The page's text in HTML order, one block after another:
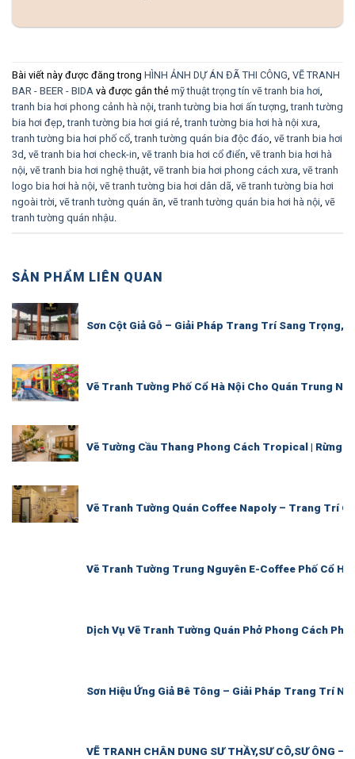
Bài viết này được đăng trong HÌNH ẢNH DỰ ÁN ĐÃ THI CÔNG, VẼ TRANH
BAR - BEER - BIDA và được gắn thẻ mỹ thuật trọng tín vẽ tranh bia hơi,
tranh bia hơi phong cảnh hà nội,tranh tường bia hơi ấn tượng,tranh tường
bia hơi đẹp,tranh tường bia hơi giá rẻ,tranh tường bia hơi hà nội xưa,
tranh tường bia hơi phố cổ,tranh tường quán bia độc đáo, vẽ tranh bia hơi
3d, vẽ tranh bia hơi check-in, vẽ tranh bia hơi cổ điển, vẽ tranh bia hơi hà
nội, vẽ tranh bia hơi nghệ thuật, vẽ tranh bia hơi phong cách xưa, vẽ tranh
logo bia hơi hà nội, vẽ tranh tường bia hơi dân dã, vẽ tranh tường bia hơi
ngoài trời, vẽ tranh tường quán ăn, vẽ tranh tường quán bia hơi hà nội, vẽ
tranh tường quán nhậu.
SẢN PHẨM LIÊN QUAN
Sơn Cột Giả Gỗ – Giải Pháp Trang Trí Sang Trọng,
Vẽ Tranh Tường Phố Cổ Hà Nội Cho Quán Trung
Vẽ Tường Cầu Thang Phong Cách Tropical | Rừng
Vẽ Tranh Tường Quán Coffee Napoly – Trang Trí
Vẽ Tranh Tường Trung Nguyên E-Coffee Phố Cổ
Dịch Vụ Vẽ Tranh Tường Quán Phở Phong Cách
Sơn Hiệu Ứng Giả Bê Tông – Giải Pháp Trang Trí
VẼ TRANH CHÂN DUNG SƯ THẦY,SƯ CÔ,SƯ ÔNG –